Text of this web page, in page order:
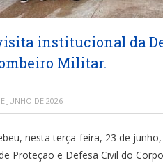
institucional da
Militar.
JUNHO DE 2026
nesta terça-feira, 23 de
Proteção e Defesa Civil do